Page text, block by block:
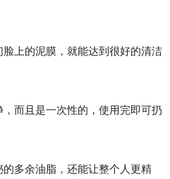
上的泥膜，就能达到很好的清洁
而且是一次性的，使用完即可扔
多余油脂，还能让整个人更精